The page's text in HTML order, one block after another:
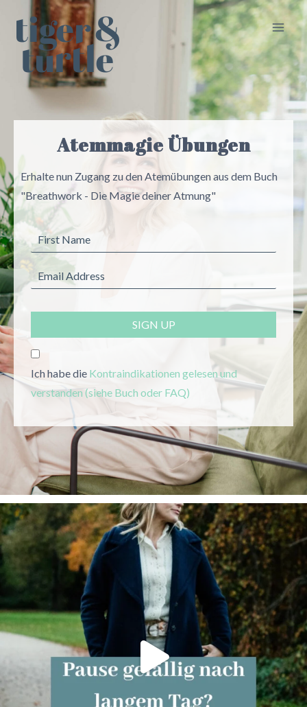
content
Atemmagie Übungen
Erhalte nun Zugang zu den Atemübungen aus dem Buch
"Breathwork - Die Magie deiner Atmung"
SIGN UP
Ich habe die Kontraindikationen gelesen und
verstanden (siehe Buch oder FAQ)